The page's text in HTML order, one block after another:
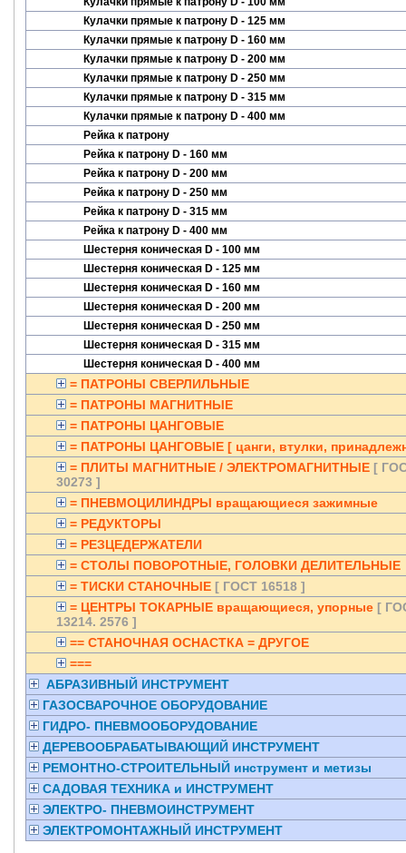
Кулачки прямые к патрону D - 125 мм
Кулачки прямые к патрону D - 160 мм
Кулачки прямые к патрону D - 200 мм
Кулачки прямые к патрону D - 250 мм
Кулачки прямые к патрону D - 315 мм
Кулачки прямые к патрону D - 400 мм
Рейка к патрону
Рейка к патрону D - 160 мм
Рейка к патрону D - 200 мм
Рейка к патрону D - 250 мм
Рейка к патрону D - 315 мм
Рейка к патрону D - 400 мм
Шестерня коническая D - 100 мм
Шестерня коническая D - 125 мм
Шестерня коническая D - 160 мм
Шестерня коническая D - 200 мм
Шестерня коническая D - 250 мм
Шестерня коническая D - 315 мм
Шестерня коническая D - 400 мм
= ПАТРОНЫ СВЕРЛИЛЬНЫЕ
= ПАТРОНЫ МАГНИТНЫЕ
= ПАТРОНЫ ЦАНГОВЫЕ
= ПАТРОНЫ ЦАНГОВЫЕ [ цанги, втулки,
= ПЛИТЫ МАГНИТНЫЕ / ЭЛЕКТРОМАГНИТНЫЕ [
30273 ]
= ПНЕВМОЦИЛИНДРЫ вращающиеся зажимные
= РЕДУКТОРЫ
= РЕЗЦЕДЕРЖАТЕЛИ
= СТОЛЫ ПОВОРОТНЫЕ, ГОЛОВКИ ДЕЛИТЕЛЬНЫЕ
= ТИСКИ СТАНОЧНЫЕ [ ГОСТ 16518 ]
= ЦЕНТРЫ ТОКАРНЫЕ вращающиеся, упорные [
13214. 2576 ]
== СТАНОЧНАЯ ОСНАСТКА = ДРУГОЕ
===
АБРАЗИВНЫЙ ИНСТРУМЕНТ
ГАЗОСВАРОЧНОЕ ОБОРУДОВАНИЕ
ГИДРО- ПНЕВМООБОРУДОВАНИЕ
ДЕРЕВООБРАБАТЫВАЮЩИЙ ИНСТРУМЕНТ
РЕМОНТНО-СТРОИТЕЛЬНЫЙ инструмент и метизы
САДОВАЯ ТЕХНИКА и ИНСТРУМЕНТ
ЭЛЕКТРО- ПНЕВМОИНСТРУМЕНТ
ЭЛЕКТРОМОНТАЖНЫЙ ИНСТРУМЕНТ